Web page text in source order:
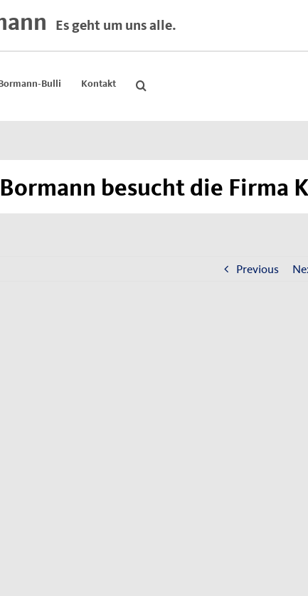
Es geht um uns alle.
Bormann-Bulli Kontakt
besucht die Firma
Previous